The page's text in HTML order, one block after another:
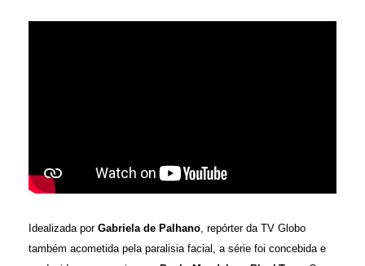
Idealizada por Gabriela de Palhano, repórter da TV Globo
também acometida pela paralisia facial, a série foi concebida e